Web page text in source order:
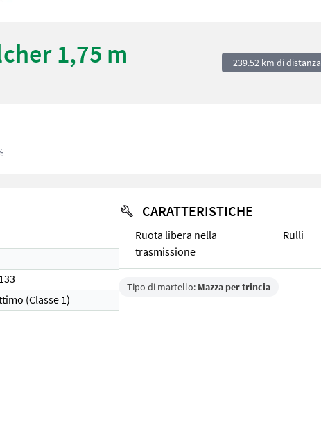
1,75 m 239.52 km di distanza
(Classe 1)
CARATTERISTICHE
Ruota libera nella
trasmissione
Rulli
Tipo di martello: Mazza per trincia